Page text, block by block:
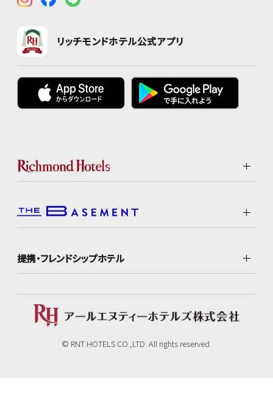
リッチモンドホテル公式アプリ
提携・フレンドシップホテル
© RNT HOTELS CO.,LTD. All rights reserved.